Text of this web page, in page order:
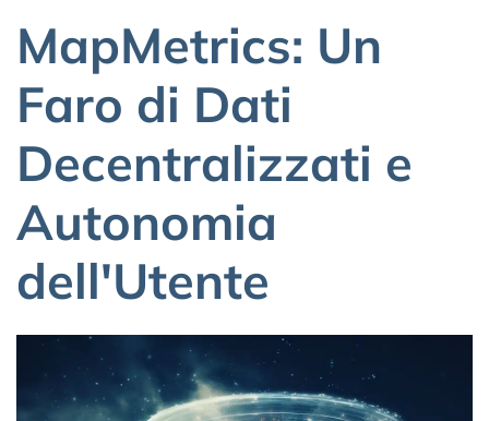
MapMetrics: Un
Faro di Dati
Decentralizzati e
Autonomia
dell'Utente